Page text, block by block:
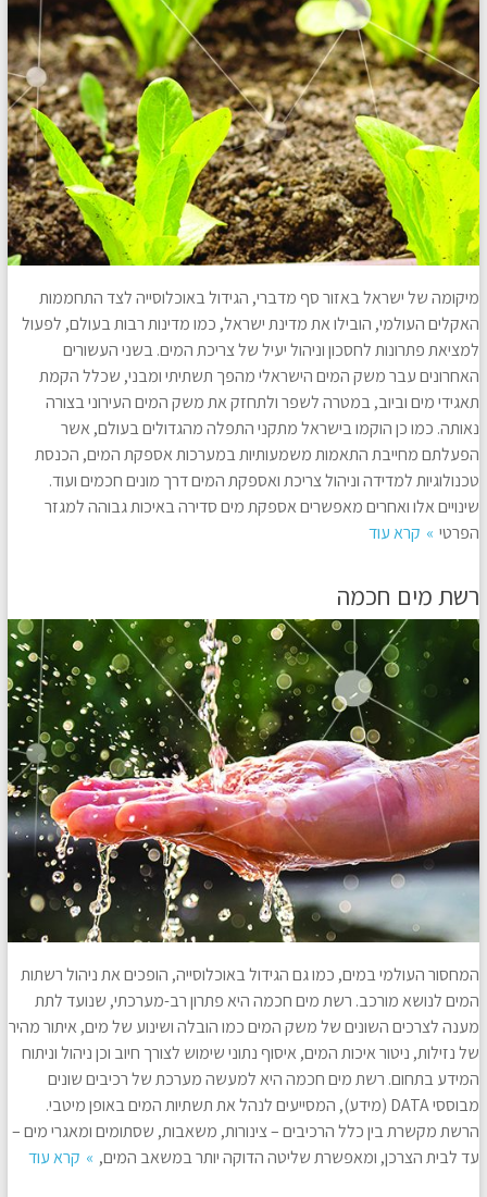
מיקומה של ישראל באזור סף מדברי, הגידול באוכלוסייה לצד התחממות
האקלים העולמי, הובילו את מדינת ישראל, כמו מדינות רבות בעולם, לפעול
למציאת פתרונות לחסכון וניהול יעיל של צריכת המים. בשני העשורים
האחרונים עבר משק המים הישראלי מהפך תשתיתי ומבני, שכלל הקמת
תאגידי מים וביוב, במטרה לשפר ולתחזק את משק המים העירוני בצורה
נאותה. כמו כן הוקמו בישראל מתקני התפלה מהגדולים בעולם, אשר
הפעלתם מחייבת התאמות משמעותיות במערכות אספקת המים, הכנסת
טכנולוגיות למדידה וניהול צריכת ואספקת המים דרך מונים חכמים ועוד.
שינויים אלו ואחרים מאפשרים אספקת מים סדירה באיכות גבוהה למגזר
הפרטי
קרא עוד
רשת מים חכמה
המחסור העולמי במים, כמו גם הגידול באוכלוסייה, הופכים את ניהול רשתות
המים לנושא מורכב. רשת מים חכמה היא פתרון רב-מערכתי, שנועד לתת
מענה לצרכים השונים של משק המים כמו הובלה ושינוע של מים, איתור מהיר
של נזילות, ניטור איכות המים, איסוף נתוני שימוש לצורך חיוב וכן ניהול וניתוח
המידע בתחום. רשת מים חכמה היא למעשה מערכת של רכיבים שונים
מבוססי DATA (מידע), המסייעים לנהל את תשתיות המים באופן מיטבי.
הרשת מקשרת בין כלל הרכיבים – צינורות, משאבות, שסתומים ומאגרי מים –
עד לבית הצרכן, ומאפשרת שליטה הדוקה יותר במשאב המים,
קרא עוד